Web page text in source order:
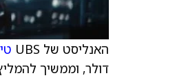
האנליסט של UBS
דולר, וממשיך